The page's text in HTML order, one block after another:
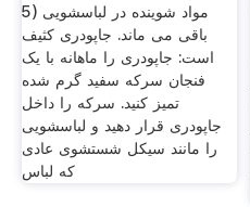
5) مواد شوینده در لباسشویی
باقی می ماند. جاپودری کثیف
است: جاپودری را ماهانه با یک
فنجان سرکه سفید گرم شده
تمیز کنید. سرکه را داخل
جاپودری قرار دهید و لباسشویی
را مانند سیکل شستشوی عادی
که لباس